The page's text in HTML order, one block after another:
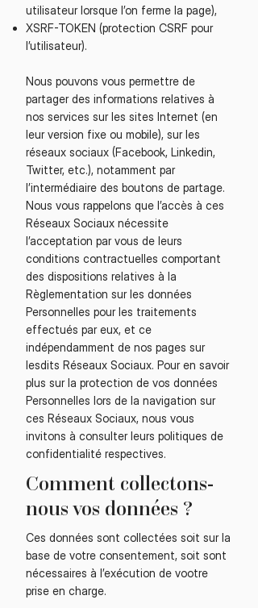
utilisateur lorsque l’on ferme la page),
XSRF-TOKEN (protection CSRF pour
l’utilisateur).
Nous pouvons vous permettre de
partager des informations relatives à
nos services sur les sites Internet (en
leur version fixe ou mobile), sur les
réseaux sociaux (Facebook, Linkedin,
Twitter, etc.), notamment par
l’intermédiaire des boutons de partage.
Nous vous rappelons que l’accès à ces
Réseaux Sociaux nécessite
l’acceptation par vous de leurs
conditions contractuelles comportant
des dispositions relatives à la
Règlementation sur les données
Personnelles pour les traitements
effectués par eux, et ce
indépendamment de nos pages sur
lesdits Réseaux Sociaux. Pour en savoir
plus sur la protection de vos données
Personnelles lors de la navigation sur
ces Réseaux Sociaux, nous vous
invitons à consulter leurs politiques de
confidentialité respectives.
Comment collectons-
nous vos données ?
Ces données sont collectées soit sur la
base de votre consentement, soit sont
nécessaires à l’exécution de vootre
prise en charge.